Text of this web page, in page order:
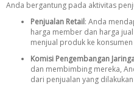
Anda bergantung pada aktivitas
Penjualan Retail: Anda
harga member dan harga
menjual produk ke konsumen
Komisi Pengembangan
dan membimbing mereka,
dari penjualan yang